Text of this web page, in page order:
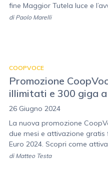
fine Maggior Tutela luce e
di Paolo Marelli
COOPVOCE
Promozione
illimitati e 300 giga a
26 Giugno 2024
La nuova promozione
due mesi e attivazione
Euro 2024. Scopri come
di Matteo Testa